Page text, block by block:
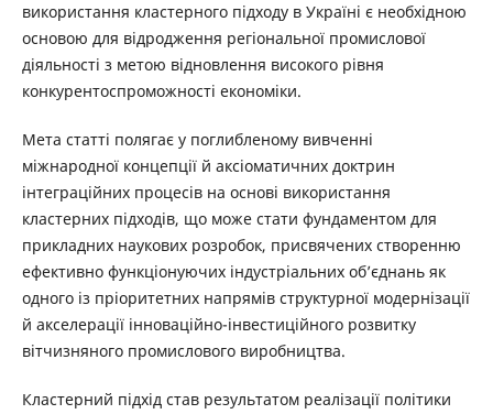
використання кластерного підходу в Україні є необхідною
основою для відродження регіональної промислової
діяльності з метою відновлення високого рівня
конкурентоспроможності економіки.
Мета статті полягає у поглибленому вивченні
міжнародної концепції й аксіоматичних доктрин
інтеграційних процесів на основі використання
кластерних підходів, що може стати фундаментом для
прикладних наукових розробок, присвячених створенню
ефективно функціонуючих індустріальних об’єднань як
одного із пріоритетних напрямів структурної модернізації
й акселерації інноваційно-інвестиційного розвитку
вітчизняного промислового виробництва.
Кластерний підхід став результатом реалізації політики